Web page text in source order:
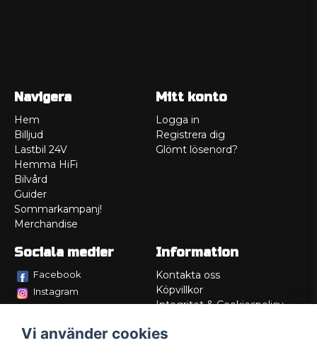
Navigera
Hem
Billjud
Lastbil 24V
Hemma HiFi
Bilvård
Guider
Sommarkampanj!
Merchandise
Mitt konto
Logga in
Registrera dig
Glömt lösenord?
Sociala medier
Facebook
Instagram
Information
Kontakta oss
Köpvillkor
Integritet & Cookiespolicy
Service/Garanti
Vi använder cookies